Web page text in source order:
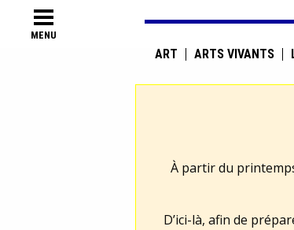
MENU
ART ARTS VIVANTS
À partir du
D’ici-là, afin de